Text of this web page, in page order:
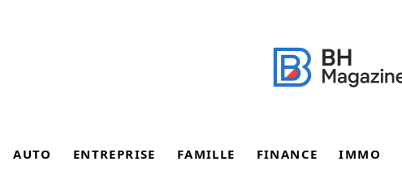
AUTO ENTREPRISE FAMILLE FINANCE IMMO